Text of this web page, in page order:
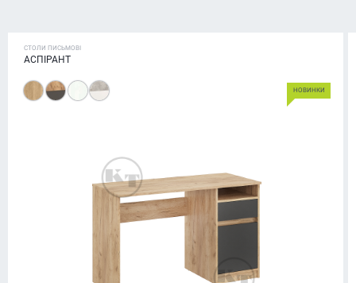
СТОЛИ ПИСЬМОВІ
АСПІРАНТ
НОВИНКИ